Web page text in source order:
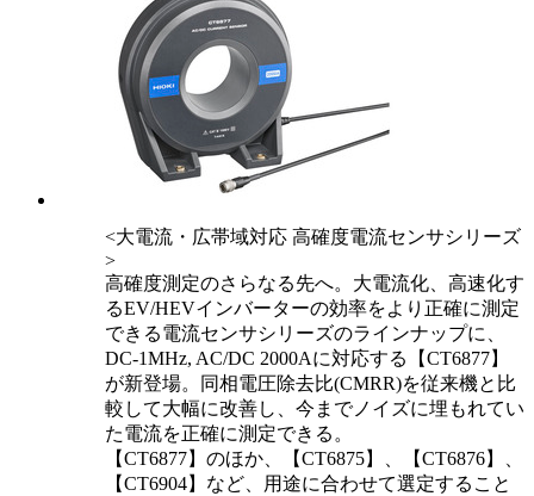
<大電流・広帯域対応 高確度電流センサシリーズ
>
高確度測定のさらなる先へ。大電流化、高速化す
るEV/HEVインバーターの効率をより正確に測定
できる電流センサシリーズのラインナップに、
DC-1MHz, AC/DC 2000Aに対応する【CT6877】
が新登場。同相電圧除去比(CMRR)を従来機と比
較して大幅に改善し、今までノイズに埋もれてい
た電流を正確に測定できる。
【CT6877】のほか、【CT6875】、【CT6876】、
【CT6904】など、用途に合わせて選定すること